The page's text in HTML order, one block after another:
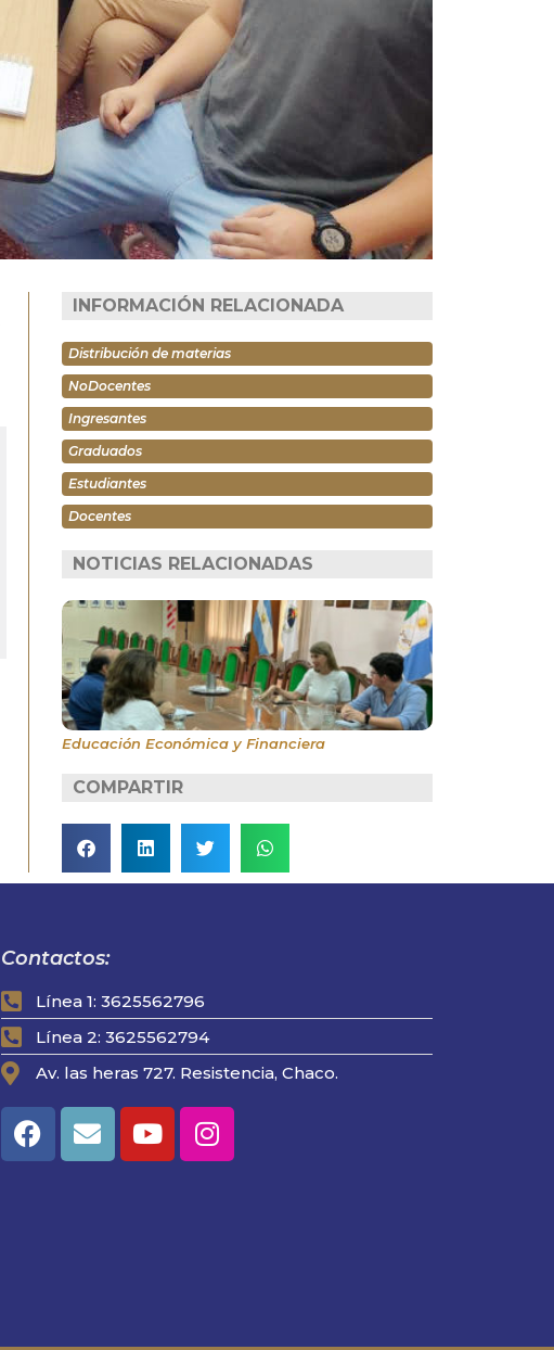
INFORMACIÓN RELACIONADA
Distribución de materias
NoDocentes
Ingresantes
Graduados
Estudiantes
Docentes
NOTICIAS RELACIONADAS
Educación Económica y Financiera
COMPARTIR
Contactos:
Línea 1: 3625562796
Línea 2: 3625562794
Av. las heras 727. Resistencia, Chaco.